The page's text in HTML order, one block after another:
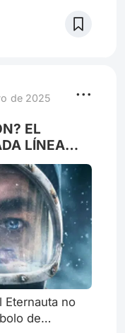
También (y
de
de 2025
EL
LÍNEA
LA
Eternauta no
de